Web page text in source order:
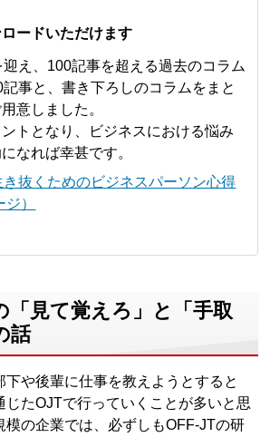
ードいただけます
え、100記事を超える過去のコラム
事と、書き下ろしのコラムをまと
意しました。
トとなり、ビジネスにおける悩み
なれば幸甚です。
抜くためのビジネスパーソン心得
）
「見て覚えろ」と「手取
話
下や後輩に仕事を教えようとすると
じたOJTで行っていくことが多いと思
模の企業では、必ずしもOFF-JTの研